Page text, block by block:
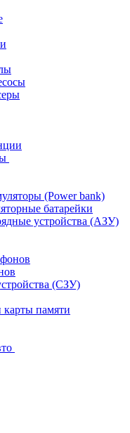
(Power bank)
батарейки
устройства (АЗУ)
(СЗУ)
памяти